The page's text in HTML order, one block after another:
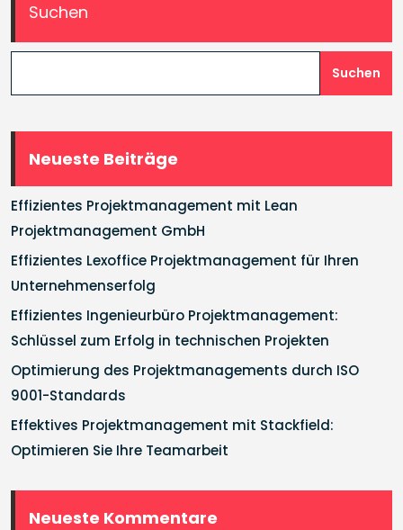
Suchen
Suchen
Neueste Beiträge
Effizientes Projektmanagement mit Lean
Projektmanagement GmbH
Effizientes Lexoffice Projektmanagement für Ihren
Unternehmenserfolg
Effizientes Ingenieurbüro Projektmanagement:
Schlüssel zum Erfolg in technischen Projekten
Optimierung des Projektmanagements durch ISO
9001-Standards
Effektives Projektmanagement mit Stackfield:
Optimieren Sie Ihre Teamarbeit
Neueste Kommentare